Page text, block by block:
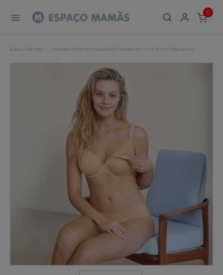
0
ITEMS
Espaço Mamãs Soutien Amamentação Acolchoado com Aros Anita Miss Spacer